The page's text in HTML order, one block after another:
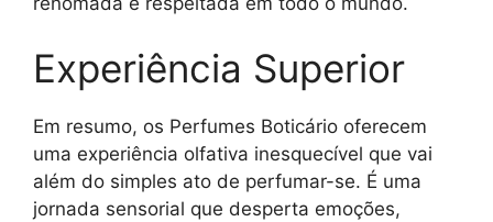
Experiência Superior
Em resumo, os Perfumes Boticário oferecem
uma experiência olfativa inesquecível que vai
além do simples ato de perfumar-se. É uma
jornada sensorial que desperta emoções,